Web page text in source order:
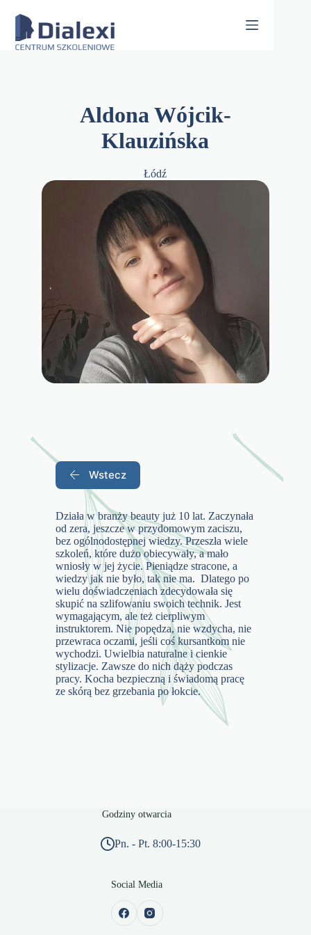
content
Aldona Wójcik-
Klauzińska
Łódź
Wstecz
Działa w branży beauty już 10 lat. Zaczynała
od zera, jeszcze w przydomowym zaciszu,
bez ogólnodostępnej wiedzy. Przeszła wiele
szkoleń, które dużo obiecywały, a mało
wniosły w jej życie. Pieniądze stracone, a
wiedzy jak nie było, tak nie ma. Dlatego po
wielu doświadczeniach zdecydowała się
skupić na szlifowaniu swoich technik. Jest
wymagającym, ale też cierpliwym
instruktorem. Nie popędza, nie wzdycha, nie
przewraca oczami, jeśli coś kursantkom nie
wychodzi. Uwielbia naturalne i cienkie
stylizacje. Zawsze do nich dąży podczas
pracy. Kocha bezpieczną i świadomą pracę
ze skórą bez grzebania po łokcie.
Godziny otwarcia
Pn. - Pt. 8:00-15:30
Social Media